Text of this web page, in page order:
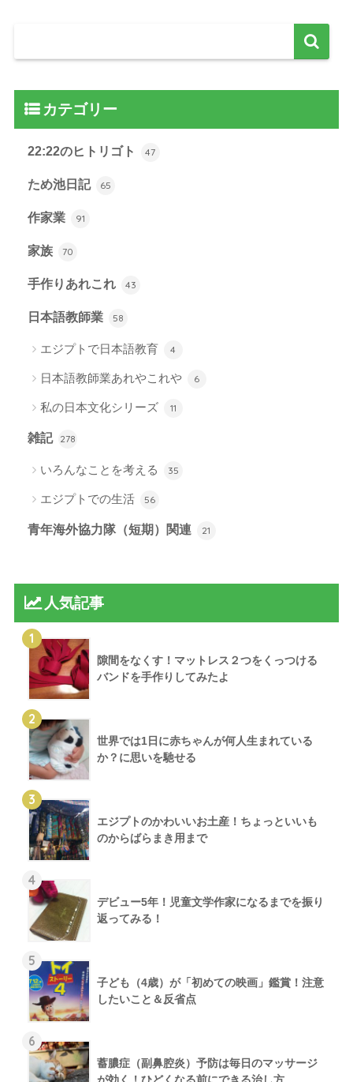
カテゴリー
22:22のヒトリゴト 47
ため池日記 65
作家業 91
家族 70
手作りあれこれ 43
日本語教師業 58
エジプトで日本語教育 4
日本語教師業あれやこれや 6
私の日本文化シリーズ 11
雑記 278
いろんなことを考える 35
エジプトでの生活 56
青年海外協力隊（短期）関連 21
人気記事
1
隙間をなくす！マットレス２つをくっつける
バンドを手作りしてみたよ
2
世界では1日に赤ちゃんが何人生まれている
か？に思いを馳せる
3
エジプトのかわいいお土産！ちょっといいも
のからばらまき用まで
4
デビュー5年！児童文学作家になるまでを振り
返ってみる！
5
子ども（4歳）が「初めての映画」鑑賞！注意
したいこと＆反省点
6
蓄膿症（副鼻腔炎）予防は毎日のマッサージ